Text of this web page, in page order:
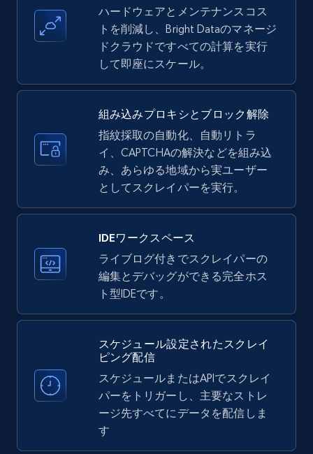
upc numbers
Title, Seller name, Brand, Description, Initial
price, Currency, Availability, Reviews count, and
LinkedIn company information
ID, Name, Country code, Locations, Followers,
more.
33.6K+ 3.5K+ 無料トライアル
Instagram - Profiles
Account, Fbid, ID, Followers, Posts count, Is
business account, Is professional account, Is
verified, and more.
3.5K+ 無料トライアル
ハードウェアとメンテナンスコス
トを削減し、Bright Dataのマネージ
ドクラウドですべての計算を実行
して即座にスケール。
組み込みプロキシとブロック解除
指紋採取の自動化、自動リトラ
イ、CAPTCHAの解決などを組み込
み、あらゆる地域から実ユーザー
としてスクレイパーを実行。
IDEワークスペース
ライブログ付きでスクレイパーの
編集とデバッグができる完全ホス
ト型IDEです。
スケジュール設定されたスクレイ
ピング配信
スケジュールまたはAPIでスクレイ
パーをトリガーし、主要なストレ
ージ先すべてにデータを配信しま
す